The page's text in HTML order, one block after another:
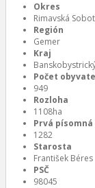
Okres
Rimavská
Región
Gemer
Kraj
Počet
949
Rozloha
1108ha
Prvá
1282
Starosta
František Béres
PSČ
98045